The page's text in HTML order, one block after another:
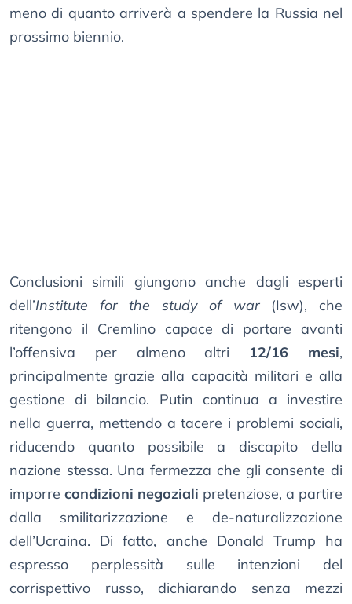
meno di quanto arriverà a spendere la Russia nel
prossimo biennio.
Conclusioni simili giungono anche dagli esperti
dell’Institute for the study of war (Isw), che
ritengono il Cremlino capace di portare avanti
l’offensiva per almeno altri 12/16 mesi,
principalmente grazie alla capacità militari e alla
gestione di bilancio. Putin continua a investire
nella guerra, mettendo a tacere i problemi sociali,
riducendo quanto possibile a discapito della
nazione stessa. Una fermezza che gli consente di
imporre condizioni negoziali pretenziose, a partire
dalla smilitarizzazione e de-naturalizzazione
dell’Ucraina. Di fatto, anche Donald Trump ha
espresso perplessità sulle intenzioni del
corrispettivo russo, dichiarando senza mezzi